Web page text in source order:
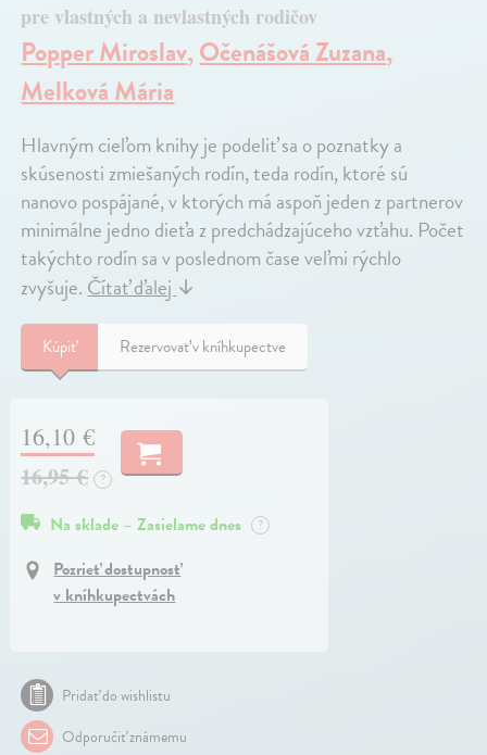
pre vlastných a nevlastných rodičov
Popper Miroslav,Očenášová Zuzana,
Melková Mária
Hlavným cieľom knihy je podeliť sa o poznatky a
skúsenosti zmiešaných rodín, teda rodín, ktoré sú
nanovo pospájané, v ktorých má aspoň jeden z partnerov
minimálne jedno dieťa z predchádzajúceho vzťahu. Počet
takýchto rodín sa v poslednom čase veľmi rýchlo
zvyšuje.Čítať ďalej↓
Kúpiť Rezervovať v kníhkupectve
16,10 €
16,95 €
?
Na sklade – Zasielame dnes ?
Pozrieť dostupnosť
v kníhkupectvách
Pridať do wishlistu
Odporučiť známemu